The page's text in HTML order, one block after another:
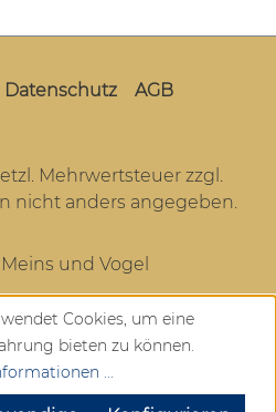
Datenschutz AGB
Mehrwertsteuer zzgl.
nicht anders angegeben.
und Vogel
Cookies, um eine
bieten zu können.
...
google.com, trustedshops.de, shopvote.de ⓘ